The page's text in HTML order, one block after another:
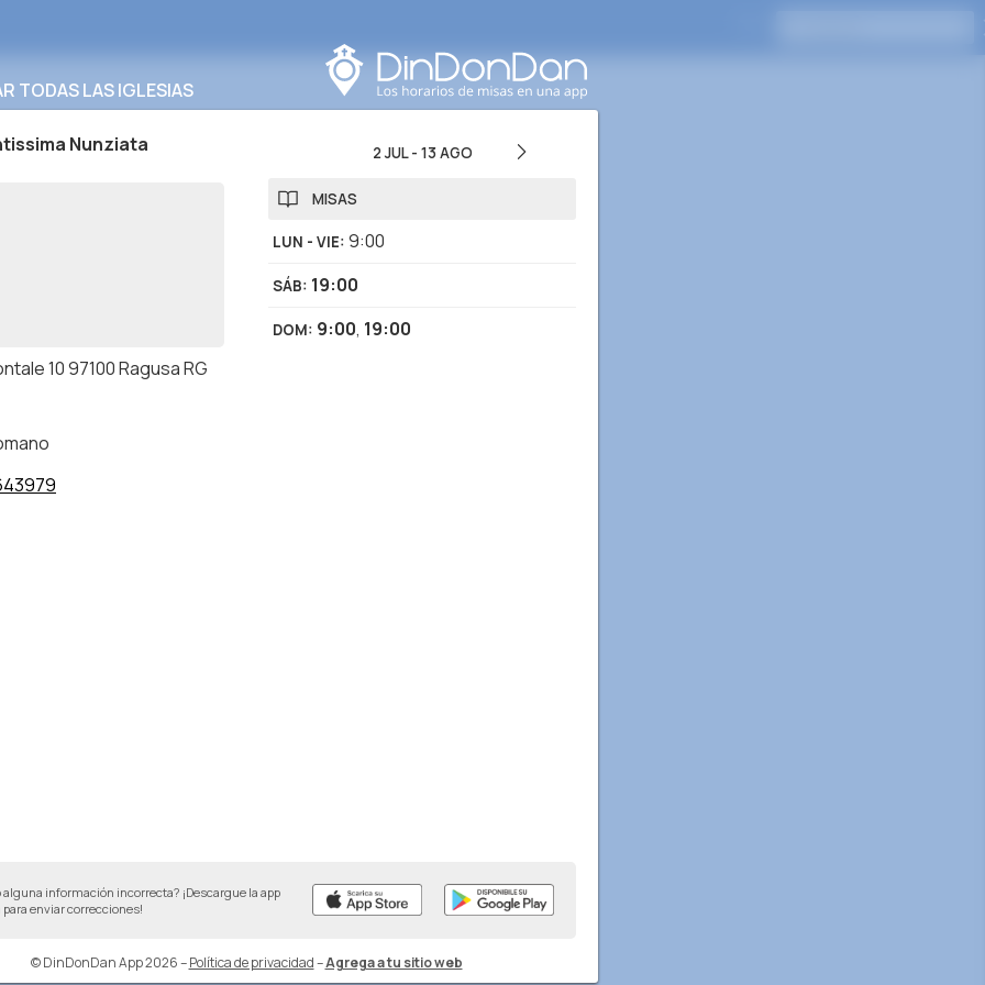
TODAS LAS IGLESIAS
Nunziata
10 97100 Ragusa RG
2 JUL- 13 AGO
MISAS
LUN - VIE: 9:00
SÁB: 19:00
DOM: 9:00, 19:00
alguna información incorrecta? ¡Descargue la app
para enviar correcciones!
© DinDonDan App 2026– Política de privacidad–Agrega a tu sitio web